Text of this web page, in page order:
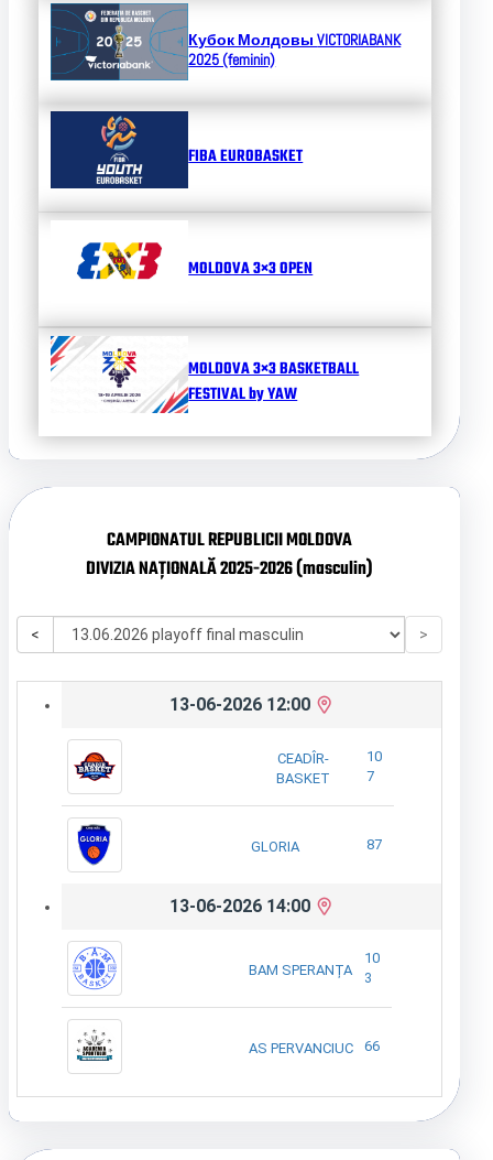
Кубок МолдовыVICTORIABANK
2025 (feminin)
FIBA EUROBASKET
MOLDOVA 3×3 OPEN
MOLDOVA 3×3 BASKETBALL
FESTIVAL by YAW
CAMPIONATUL REPUBLICII MOLDOVA
DIVIZIA NAȚIONALĂ 2025-2026 (masculin)
< >
13-06-2026 12:00
CEADÎR-
BASKET
10
7
GLORIA 87
13-06-2026 14:00
BAM SPERANȚA
10
3
AS PERVANCIUC 66